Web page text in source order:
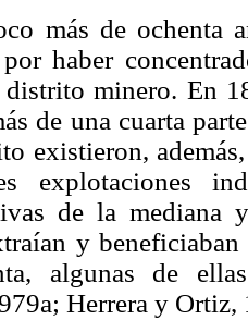
más de ochenta
haber
minero. En
de una cuarta
existieron,
explotaciones
de la mediana
y
algunas de
Herrera y Ortiz,